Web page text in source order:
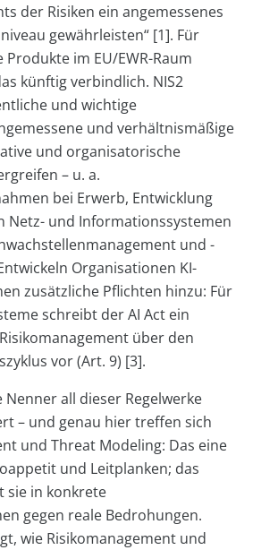
der Risiken ein angemessenes
gewährleisten“ [1]. Für
im EU/EWR-Raum
künftig verbindlich. NIS2
und wichtige
und verhältnismäßige
und organisatorische
– u. a.
bei Erwerb, Entwicklung
Netz- und Informationssystemen
und -
Organisationen KI-
zusätzliche Pflichten hinzu: Für
schreibt der AI Act ein
über den
vor (Art. 9) [3].
Nenner all dieser Regelwerke
– und genau hier treffen sich
und Threat Modeling: Das eine
und Leitplanken; das
sie in konkrete
gegen reale Bedrohungen.
wie Risikomanagement und